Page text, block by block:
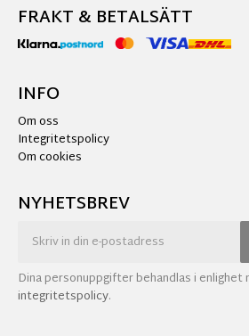
FRAKT & BETALSÄTT
INFO
Om oss
Integritetspolicy
Om cookies
NYHETSBREV
Dina personuppgifter behandlas i enlighet
integritetspolicy.